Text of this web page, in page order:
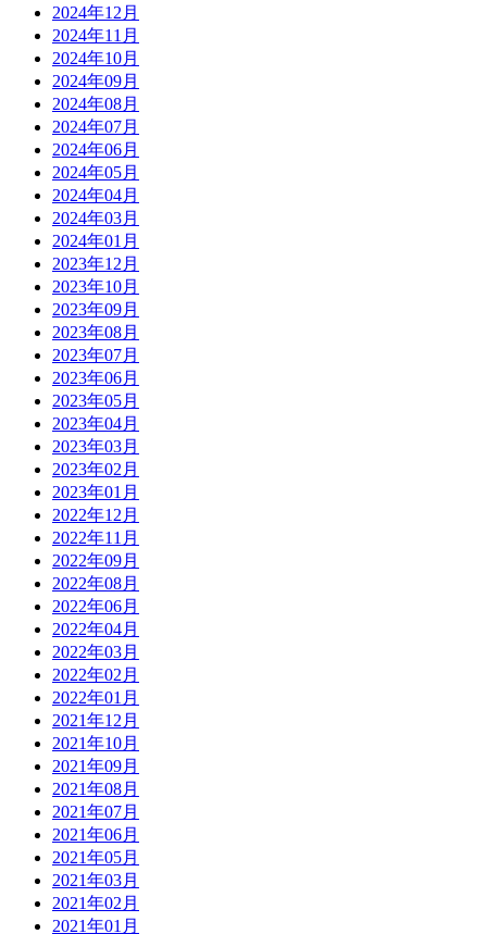
2024年12月
2024年11月
2024年10月
2024年09月
2024年08月
2024年07月
2024年06月
2024年05月
2024年04月
2024年03月
2024年01月
2023年12月
2023年10月
2023年09月
2023年08月
2023年07月
2023年06月
2023年05月
2023年04月
2023年03月
2023年02月
2023年01月
2022年12月
2022年11月
2022年09月
2022年08月
2022年06月
2022年04月
2022年03月
2022年02月
2022年01月
2021年12月
2021年10月
2021年09月
2021年08月
2021年07月
2021年06月
2021年05月
2021年03月
2021年02月
2021年01月